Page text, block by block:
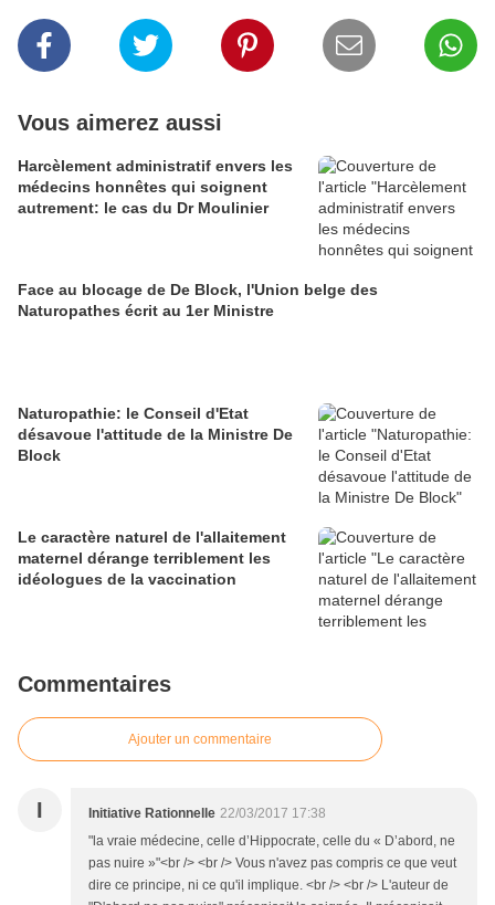
Vous aimerez aussi
Harcèlement administratif envers les
médecins honnêtes qui soignent
autrement: le cas du Dr Moulinier
Face au blocage de De Block, l'Union belge des
Naturopathes écrit au 1er Ministre
Naturopathie: le Conseil d'Etat
désavoue l'attitude de la Ministre De
Block
Le caractère naturel de l'allaitement
maternel dérange terriblement les
idéologues de la vaccination
Commentaires
Ajouter un commentaire
I Initiative Rationnelle 22/03/2017 17:38
"la vraie médecine, celle d’Hippocrate, celle du « D’abord, ne
pas nuire »"<br /> <br /> Vous n'avez pas compris ce que veut
dire ce principe, ni ce qu'il implique. <br /> <br /> L'auteur de